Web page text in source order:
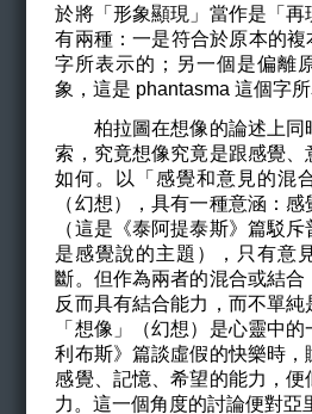
於將「形象顯現」當作是「再
有兩種：一是符合於原本的
字所表示的；另一個是偏離
象，這是 phantasma 這個字所
柏拉圖在想像的論述上同
索，究竟想像究竟是跟感覺
如何。以「感覺和意見的混
（幻想），具有一種意涵：
（這是《泰阿提泰斯》篇駁
是感覺說的主題），只有意
斷。但作為兩者的混合或結合
反而具有結合能力，而不單純
「想像」（幻想）是心靈中
利布斯》篇談虛假的快樂時
感覺、記憶、希望的能力，
力。這一個角度的討論便對亞